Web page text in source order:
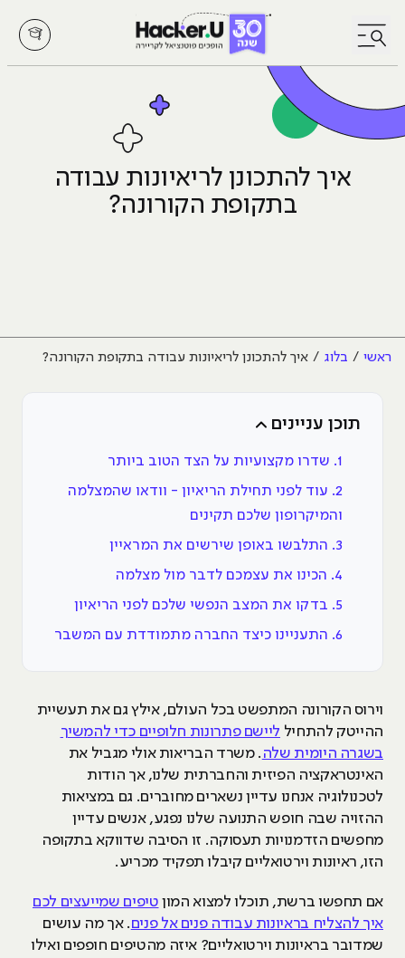
לחץ לפתיחת/סגירת תפריט
איך להתכונן לריאיונות עבודה
בתקופת הקורונה?
ראשי בלוג איך להתכונן לריאיונות עבודה בתקופת הקורונה?
תוכן עניינים
1. שדרו מקצועיות על הצד הטוב ביותר
2. עוד לפני תחילת הריאיון - וודאו שהמצלמה
והמיקרופון שלכם תקינים
3. התלבשו באופן שירשים את המראיין
4. הכינו את עצמכם לדבר מול מצלמה
5. בדקו את המצב הנפשי שלכם לפני הריאיון
6. התעניינו כיצד החברה מתמודדת עם המשבר
וירוס הקורונה המתפשט בכל העולם, אילץ גם את תעשיית
ההייטק להתחיל ליישם פתרונות חלופיים כדי להמשיך
בשגרה היומית שלה . משרד הבריאות אולי מגביל את
האינטראקציה הפיזית והחברתית שלנו, אך הודות
לטכנולוגיה אנחנו עדיין נשארים מחוברים. גם במציאות
ההזויה שבה חופש התנועה שלנו נפגע, אנשים עדיין
מחפשים הזדמנויות תעסוקה. זו הסיבה שדווקא בתקופה
הזו, ראיונות וירטואליים קיבלו תפקיד מכריע.
אם תחפשו ברשת, תוכלו למצוא המון טיפים שמייעצים לכם
איך להצליח בראיונות עבודה פנים אל פנים. אך מה עושים
שמדובר בראיונות וירטואליים? איזה מהטיפים חופפים ואילו